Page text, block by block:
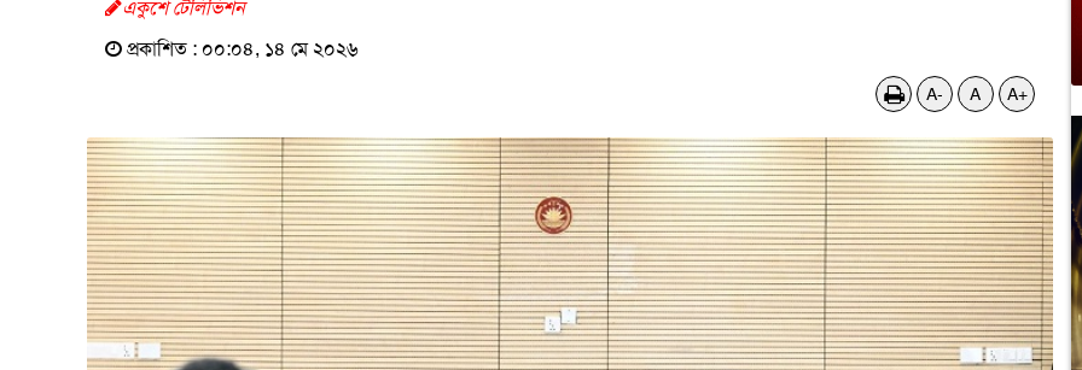
একুশে টেলিভিশন
প্রকাশিত : ০০:০৪, ১৪ মে ২০২৬
A- A A+